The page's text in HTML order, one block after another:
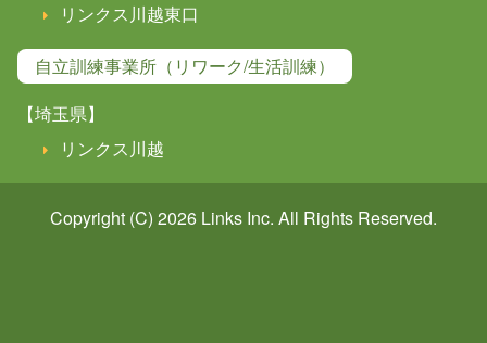
リンクス川越東口
自立訓練事業所（リワーク/生活訓練）
【埼玉県】
リンクス川越
Copyright (C) 2026 Links Inc. All Rights Reserved.